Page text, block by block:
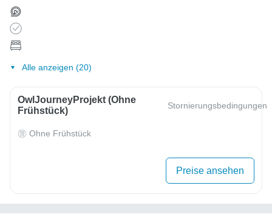
Alle anzeigen (20)
OwlJourneyProjekt (ohne
Frühstück)
Stornierungsbedingungen
Ohne Frühstück
Preise ansehen